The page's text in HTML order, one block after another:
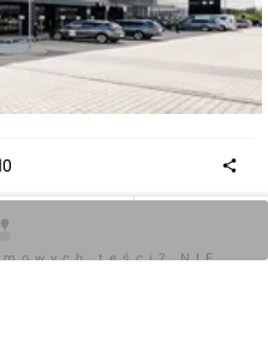
i w Polsce.
0
teści? NIE